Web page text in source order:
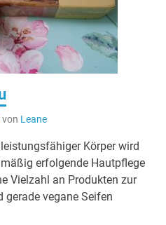
von Leane
Körper wird
erfolgende Hautpflege
Vielzahl an Produkten zur
vegane Seifen